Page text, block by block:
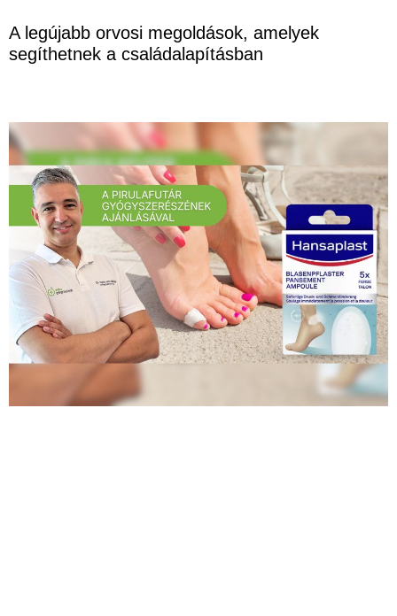
A legújabb orvosi megoldások, amelyek
segíthetnek a családalapításban